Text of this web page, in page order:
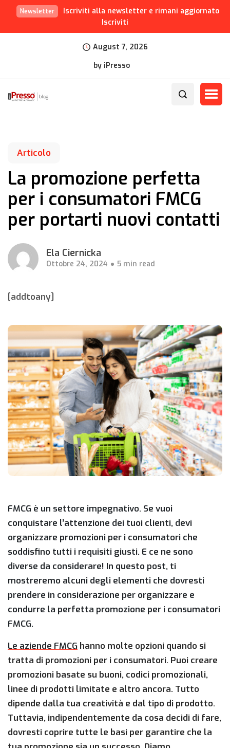
Newsletter
Iscriviti alla newsletter e rimani aggiornato
Iscriviti
August 7, 2026
by iPresso
Articolo
La promozione perfetta
per i consumatori FMCG
per portarti nuovi contatti
Ela Ciernicka
Ottobre 24, 2024 5 min read
[addtoany]
FMCG è un settore impegnativo. Se vuoi
conquistare l’attenzione dei tuoi clienti, devi
organizzare promozioni per i consumatori che
soddisfino tutti i requisiti giusti. E ce ne sono
diverse da considerare! In questo post, ti
mostreremo alcuni degli elementi che dovresti
prendere in considerazione per organizzare e
condurre la perfetta promozione per i consumatori
FMCG.
Le aziende FMCG hanno molte opzioni quando si
tratta di promozioni per i consumatori. Puoi creare
promozioni basate su buoni, codici promozionali,
linee di prodotti limitate e altro ancora. Tutto
dipende dalla tua creatività e dal tipo di prodotto.
Tuttavia, indipendentemente da cosa decidi di fare,
dovresti coprire tutte le basi per garantire che la